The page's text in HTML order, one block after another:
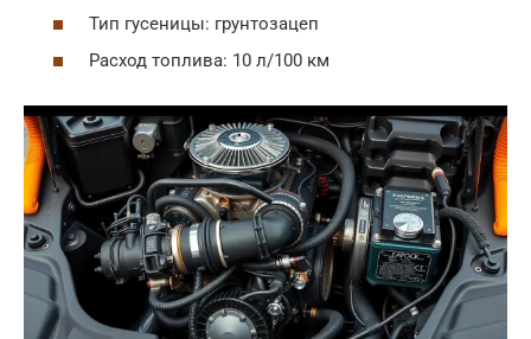
Тип гусеницы: грунтозацеп
Расход топлива: 10 л/100 км